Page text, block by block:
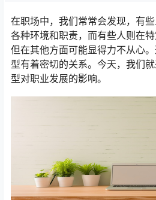
在职场中，我们常常会发现，有
各种环境和职责，而有些人则在特
但在其他方面可能显得力不从心
型有着密切的关系。今天，我们
型对职业发展的影响。